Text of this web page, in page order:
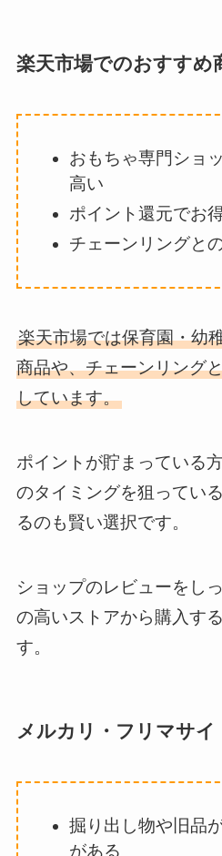
楽天市場でのおすすめ
おもちゃ専門ショ
高い
ポイント還元でお
チェーンリングと
楽天市場では保育園・幼
商品や、チェーンリング
しています。
ポイントが貯まっている
のタイミングを狙ってい
るのも賢い選択です。
ショップのレビューをし
の高いストアから購入す
す。
メルカリ・フリマサイ
掘り出し物や旧品
がある